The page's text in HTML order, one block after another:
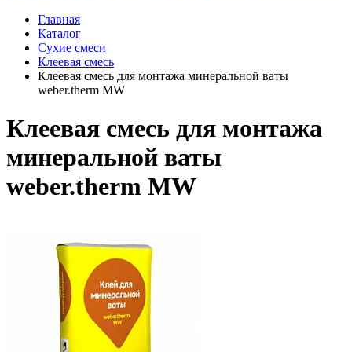
Главная
Каталог
Сухие смеси
Клеевая смесь
Клеевая смесь для монтажа минеральной ваты
weber.therm MW
Клеевая смесь для монтажа
минеральной ваты
weber.therm MW